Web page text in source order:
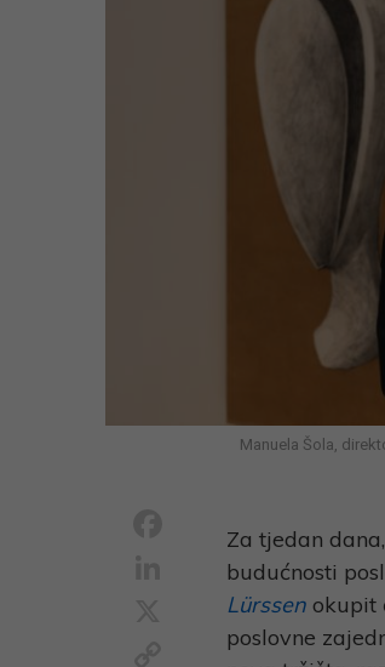
Manuela Šola,
Facebook
LinkedIn
Copy
Za tjedan
budućnosti
Lürssenokupit
poslovne